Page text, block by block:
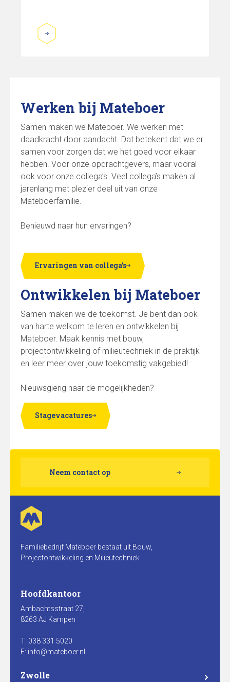
Werken bij Mateboer
Samen maken we Mateboer. We werken met
daadkracht door aandacht. Dat betekent dat we er
samen voor zorgen dat we het goed voor elkaar
hebben. Voor onze opdrachtgevers, maar vooral
ook voor onze collega’s. Veel collega’s maken al
jarenlang met plezier deel uit van onze
Mateboerfamilie.
Benieuwd naar hun ervaringen?
Ervaringen van collega’s
Ontwikkelen bij Mateboer
Samen maken we de toekomst. Je bent dan ook
van harte welkom te leren en ontwikkelen bij
Mateboer. Maak kennis met bouw,
projectontwikkeling of milieutechniek in de praktijk
en leer meer over jouw toekomstig vakgebied!
Nieuwsgierig naar de mogelijkheden?
Stagevacatures
Neem contact op
Familiebedrijf Mateboer bestaat uit Bouw,
Projectontwikkeling en Milieutechniek.
Hoofdkantoor
Ambachtsstraat 27,
8263 AJ Kampen
T: 038 331 5020
E: info@mateboer.nl
Zwolle